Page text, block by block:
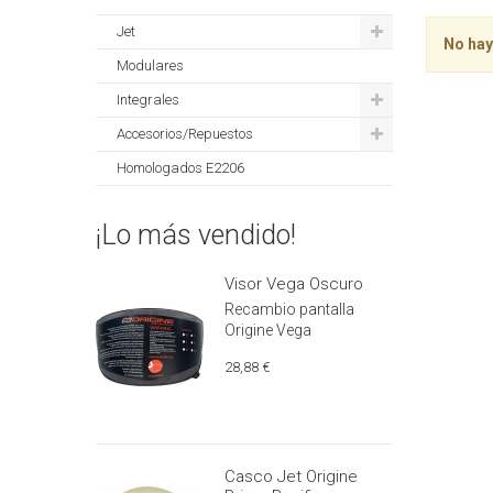
No
Jet
Modulares
Integrales
Accesorios/Repuestos
Homologados E2206
¡Lo más vendido!
Visor Vega Oscuro
Recambio pantalla
Origine Vega
28,88 €
Casco Jet Origine